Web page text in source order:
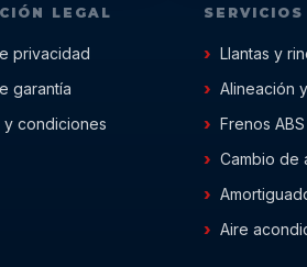
LEGAL
privacidad
garantía
y condiciones
Llantas y
Alineación
Frenos ABS
Cambio de
Aire